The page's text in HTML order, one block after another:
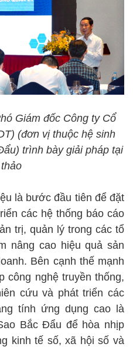
Giám đốc Công ty Cổ
(đơn vị thuộc hệ sinh
trình bày giải pháp tại
là bước đầu tiên để đặt
các hệ thống báo cáo
trị, quản lý trong các tổ
nâng cao hiệu quả sản
Bên cạnh thế mạnh
công nghệ truyền thống,
cứu và phát triển các
tính ứng dụng cao là
Bắc Đẩu để hòa nhịp
kinh tế số, xã hội số và